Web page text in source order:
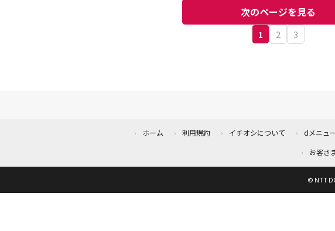
次のページを見る
1 2 3
ホーム 利用規約 イチオシについて dメニュ
お客さ
© NTT